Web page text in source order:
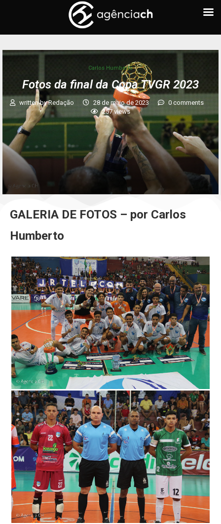
Carlos Humberto
Fotos da final da Copa TVGR 2023
written byRedação 28 de maio de 2023
0 comments
257views
GALERIA DE FOTOS – por Carlos
Humberto